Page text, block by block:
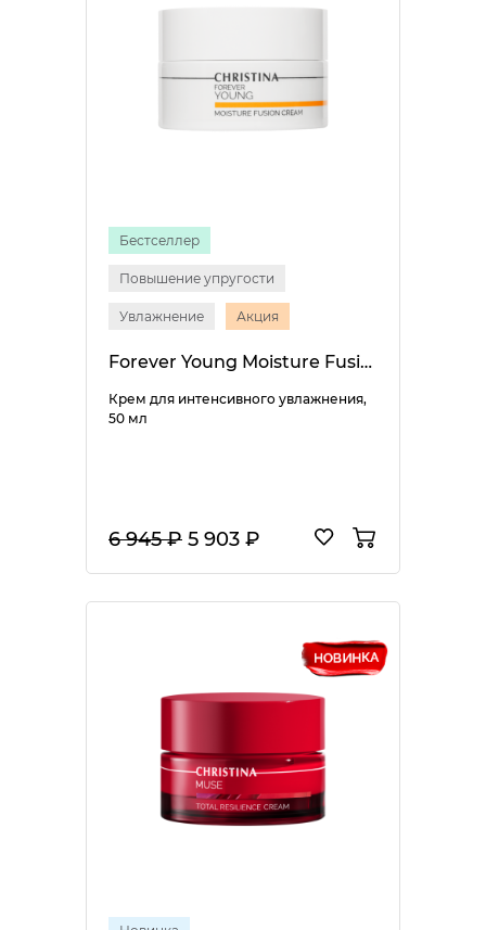
Бестселлер
Повышение упругости
Увлажнение Акция
Forever Young Moisture Fusion Cream
Крем для интенсивного увлажнения,
50 мл
6 945 ₽ 5 903 ₽